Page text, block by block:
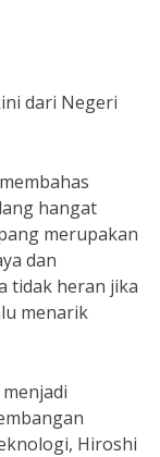
dari Negeri
hangat
merupakan
dan
tidak heran jika
menarik
Hiroshi